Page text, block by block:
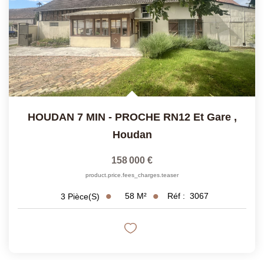
Notre Village
Actualités
Contactez-Nous
EXTRANET
HOUDAN 7 MIN - PROCHE RN12 Et Gare ,
Houdan
158 000 €
product.price.fees_charges.teaser
3 Pièce(s) 58 M² Réf : 3067